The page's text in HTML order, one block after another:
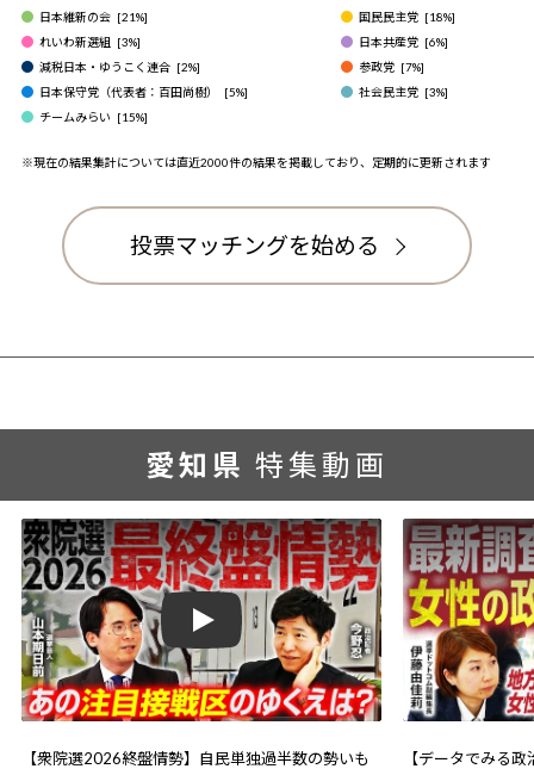
日本維新の会 [21%] 国民民主党 [18%]
れいわ新選組 [3%] 日本共産党 [6%]
減税日本・ゆうこく連合 [2%] 参政党 [7%]
日本保守党（代表者：百田尚樹）
[5%] 社会民主党 [3%]
チームみらい [15%]
※現在の結果集計については直近2000件の結果を掲載しており、定期的に更新されます
投票マッチングを始める
愛知県 特集動画
Play
【衆院選2026終盤情勢】自民単独過半数の勢いも
【データでみる